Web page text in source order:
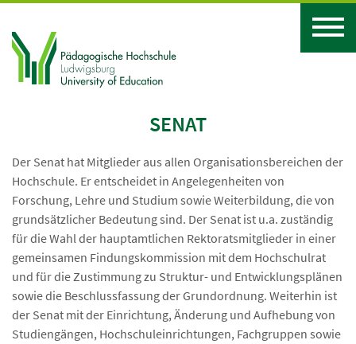
SENAT
Der Senat hat Mitglieder aus allen Organisationsbereichen der
Hochschule. Er entscheidet in Angelegenheiten von
Forschung, Lehre und Studium sowie Weiterbildung, die von
grundsätzlicher Bedeutung sind. Der Senat ist u.a. zuständig
für die Wahl der hauptamtlichen Rektoratsmitglieder in einer
gemeinsamen Findungskommission mit dem Hochschulrat
und für die Zustimmung zu Struktur- und Entwicklungsplänen
sowie die Beschlussfassung der Grundordnung. Weiterhin ist
der Senat mit der Einrichtung, Änderung und Aufhebung von
Studiengängen, Hochschuleinrichtungen, Fachgruppen sowie